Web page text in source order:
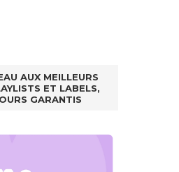
AUX MEILLEURS
ET LABELS,
GARANTIS